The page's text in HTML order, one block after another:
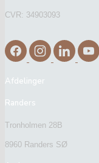
CVR: 34903093
Afdelinger
Randers
Tronholmen 28B
8960 Randers SØ